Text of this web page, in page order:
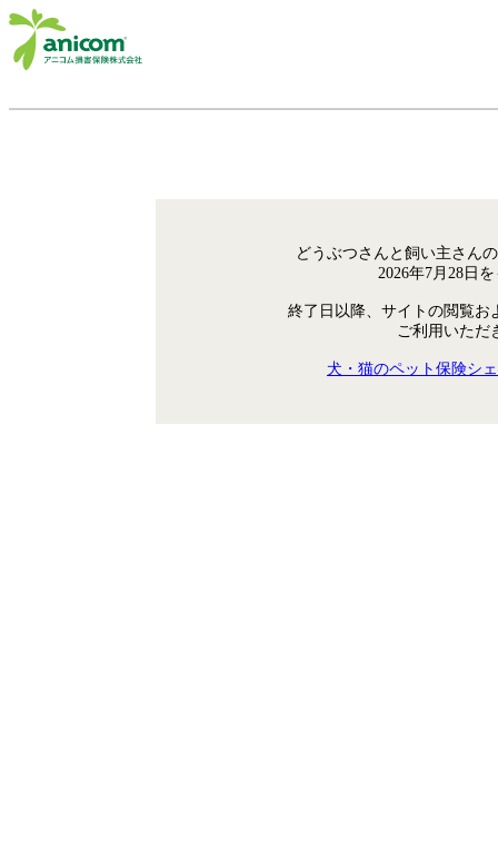
どうぶつさんと飼い主さん
2026年7月28日
終了日以降、サイトの閲覧お
ご利用いただ
犬・猫のペット保険シ